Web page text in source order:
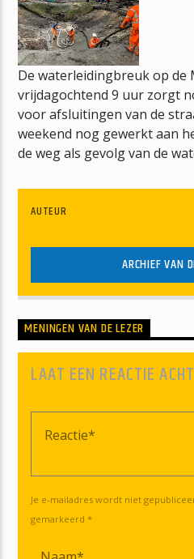
mz-radio
De waterleidingbreuk op de
vrijdagochtend 9 uur zorgt
voor afsluitingen van de
weekend nog gewerkt aan
de weg als gevolg van de
AUTEUR
ARCHIEF VAN
MENINGEN VAN DE LEZER
LAAT EEN REACTIE
Je e-mailadres wordt niet
gemarkeerd *